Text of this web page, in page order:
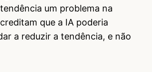
um problema na
que a IA poderia
a reduzir a tendência, e não